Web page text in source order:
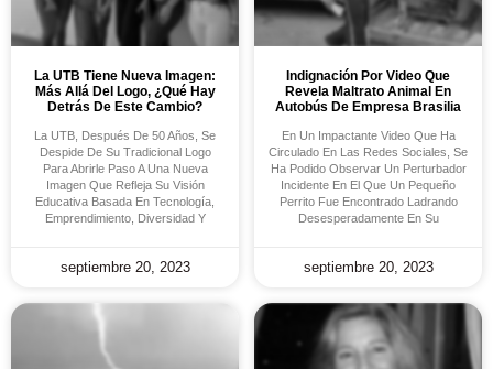
La UTB Tiene Nueva Imagen:
Más Allá Del Logo, ¿Qué Hay
Detrás De Este Cambio?
La UTB, Después De 50 Años, Se
Despide De Su Tradicional Logo
Para Abrirle Paso A Una Nueva
Imagen Que Refleja Su Visión
Educativa Basada En Tecnología,
Emprendimiento, Diversidad Y
septiembre 20, 2023
Indignación Por Video Que
Revela Maltrato Animal En
Autobús De Empresa Brasilia
En Un Impactante Video Que Ha
Circulado En Las Redes Sociales, Se
Ha Podido Observar Un Perturbador
Incidente En El Que Un Pequeño
Perrito Fue Encontrado Ladrando
Desesperadamente En Su
septiembre 20, 2023